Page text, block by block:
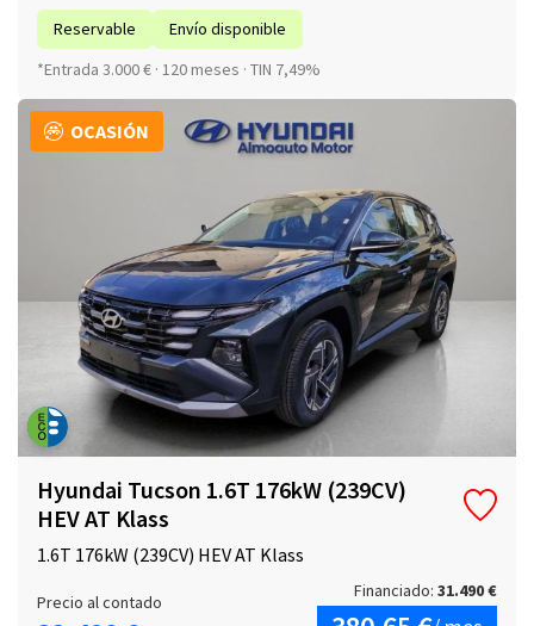
Reservable
Envío disponible
*Entrada 3.000 € · 120 meses · TIN 7,49%
OCASIÓN
Hyundai Tucson 1.6T 176kW (239CV)
HEV AT Klass
1.6T 176kW (239CV) HEV AT Klass
Precio al contado
Financiado: 31.490 €